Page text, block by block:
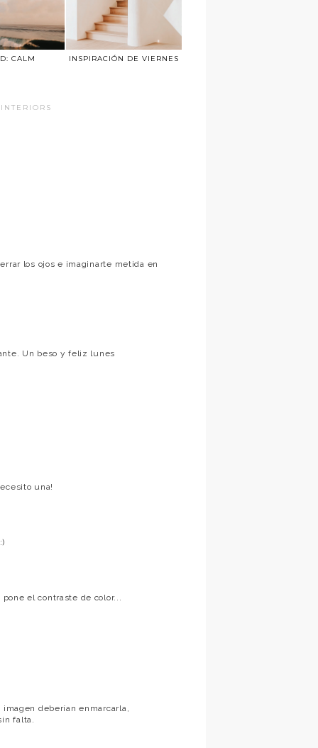
CALM INSPIRACIÓN DE VIERNES
INTERIORS
los ojos e imaginarte metida en
Un beso y feliz lunes
una!
el contraste de color...
imagen deberían enmarcarla,
falta.